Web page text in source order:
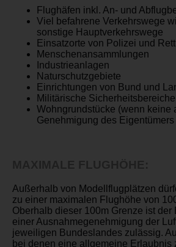
Flughäfen inkl. An- und
Viel befahrene Verkehrswege
sonstige Hauptverkehrswege
Einsatzorte von Polizei und
Menschenansammlungen
Industrieanlagen
Naturschutzgebiete
Einrichtungen von Bund und
Militärische Sicherheitsbereiche
Wohngrundstücke (wenn keine
Genehmigung des Eigentümers
Außerhalb von Modellflugplätzen
zu einer maximalen Flughöhe von
Oberhalb dieser 100m Grenze ist der
einer Ausnahmegenehmigung der
jeweiligen Bundeslandes zulässig.
bei denen eine allgemeine Erlaubnis